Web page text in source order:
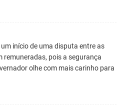
início de uma disputa entre as
remuneradas, pois a segurança
olhe com mais carinho para